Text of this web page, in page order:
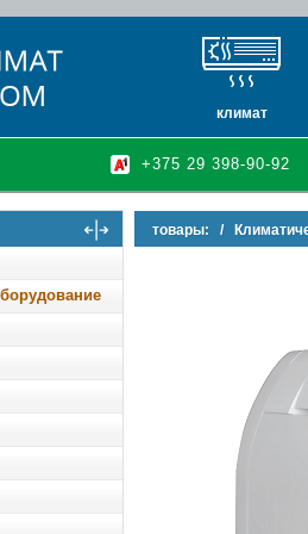
климат
кондиционеры
очистители и
осушители
+375 29 398-90-92
товары: /